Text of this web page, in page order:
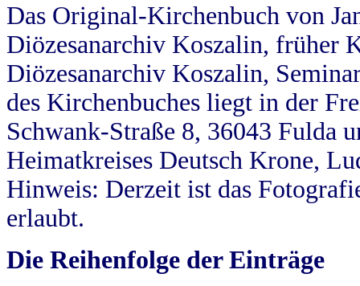
Das Original-Kirchenbuch von
Diözesanarchiv Koszalin, früher
Diözesanarchiv Koszalin,
des Kirchenbuches liegt in der
Schwank-Straße 8, 36043 Fulda
Heimatkreises Deutsch Krone,
Hinweis: Derzeit ist das
erlaubt.
Die Reihenfolge der Einträge